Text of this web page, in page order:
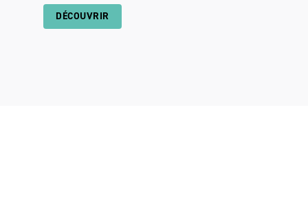
DÉCOUVRIR